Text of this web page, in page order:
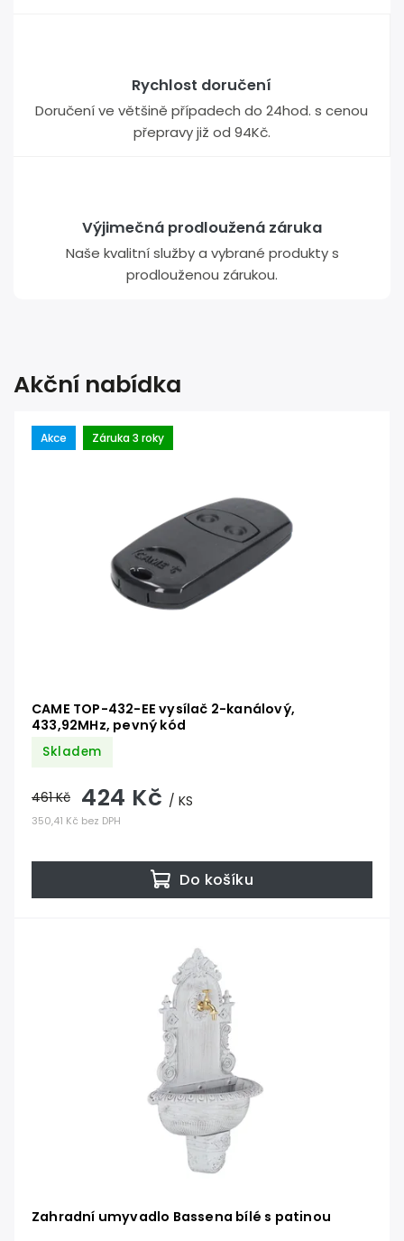
Rychlost doručení
Doručení ve většině případech do 24hod. s cenou
přepravy již od 94Kč.
Výjimečná prodloužená záruka
Naše kvalitní služby a vybrané produkty s
prodlouženou zárukou.
Akční nabídka
Akce Záruka 3 roky
CAME TOP-432-EE vysílač 2-kanálový,
433,92MHz, pevný kód
Skladem
350,41 Kč bez DPH
461 Kč 424 Kč / KS
Do košíku
Zahradní umyvadlo Bassena bílé s patinou